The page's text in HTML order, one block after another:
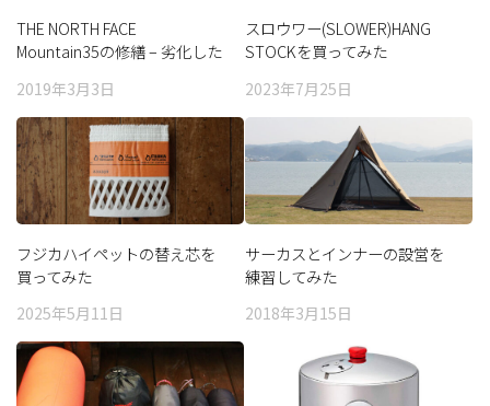
THE NORTH FACE
Mountain35の修繕 – 劣化した
2019年3月3日
スロウワー(SLOWER)HANG
STOCKを買ってみた
2023年7月25日
フジカハイペットの替え芯を
買ってみた
2025年5月11日
サーカスとインナーの設営を
練習してみた
2018年3月15日